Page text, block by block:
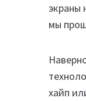
экраны
мы
хайп